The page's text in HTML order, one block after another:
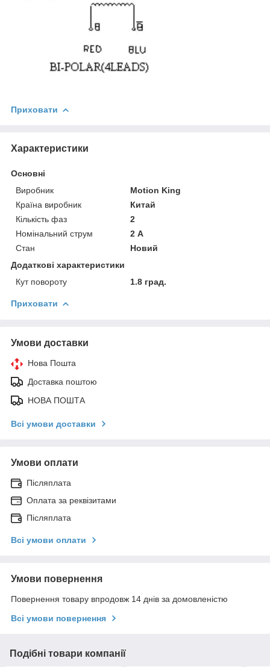
Приховати
Характеристики
Основні
Виробник
Motion King
Країна виробник
Китай
Кількість фаз
2
Номінальний струм
2 А
Стан
Новий
Додаткові характеристики
Кут повороту
1.8 град.
Приховати
Умови доставки
Нова Пошта
Доставка поштою
НОВА ПОШТА
Всі умови доставки
Умови оплати
Післяплата
Оплата за реквізитами
Післяплата
Всі умови оплати
Умови повернення
Повернення товару впродовж 14 днів за домовленістю
Всі умови повернення
Подібні товари компанії